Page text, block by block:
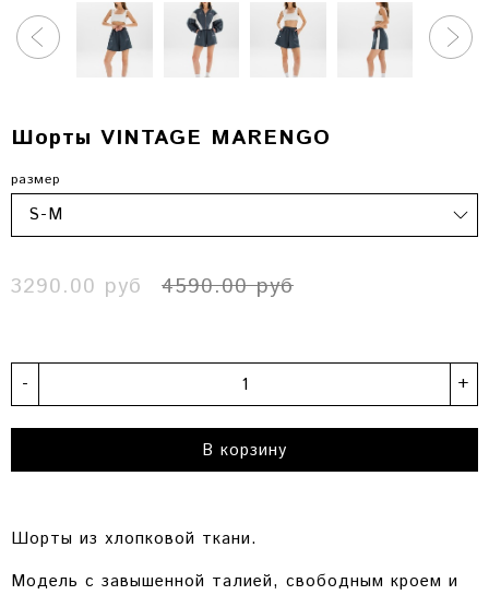
Шорты VINTAGE MARENGO
размер
3290.00 руб 4590.00 руб
- +
В корзину
Шорты из хлопковой ткани.
Модель с завышенной талией, свободным кроем и